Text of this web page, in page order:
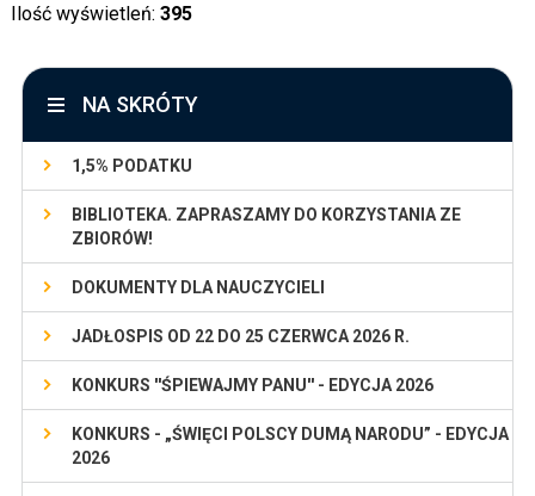
Ilość wyświetleń: 395
NA SKRÓTY
1,5% PODATKU
BIBLIOTEKA. ZAPRASZAMY DO KORZYSTANIA ZE
ZBIORÓW!
DOKUMENTY DLA NAUCZYCIELI
JADŁOSPIS OD 22 DO 25 CZERWCA 2026 R.
KONKURS ''ŚPIEWAJMY PANU'' - EDYCJA 2026
KONKURS - „ŚWIĘCI POLSCY DUMĄ NARODU” - EDYCJA
2026